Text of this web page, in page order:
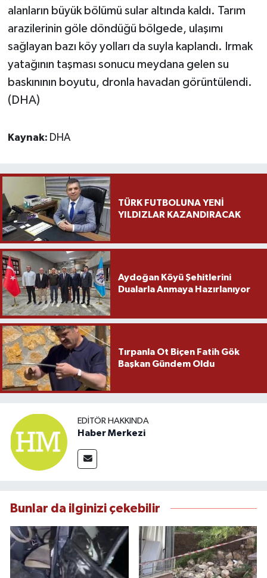
alanların büyük bölümü sular altında kaldı. Tarım
arazilerinin göle döndüğü bölgede, ulaşımı
sağlayan bazı köy yolları da suyla kaplandı. Irmak
yatağının taşması sonucu meydana gelen su
baskınının boyutu, dronla havadan görüntülendi.
(DHA)
Kaynak: DHA
TÜRK FUTBOLUNA YENİ
YILDIZLAR KAZANDIRACAK
Aydoğan Köyü Şehitlerini
Dualarla Anmaya Hazırlanıyor
Tırpanla Ot Biçen Fatih Gök
Başkan Gündem Oldu
EDITÖR HAKKINDA
Haber Merkezi
Bunlar da ilginizi çekebilir